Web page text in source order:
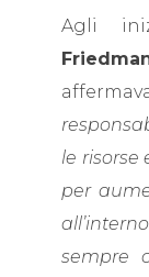
Agli
le risorse
per
sempre